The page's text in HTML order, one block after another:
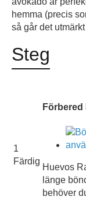
hemma (precis
så går det
Steg
1
Färdig
Huevos
länge
behöver